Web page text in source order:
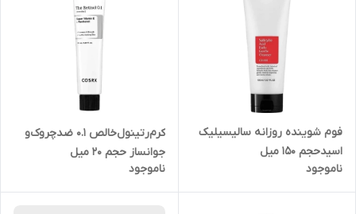
فوم شوینده روزانه سالیسیلیک
اسیدحجم 150 میل
ناموجود
کرم‌رتینول‌خالص 0.1 ضدچروک‌و
جوانساز حجم 20 میل
ناموجود